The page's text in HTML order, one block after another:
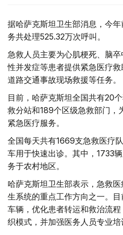
据哈萨克斯坦卫生部消息，今
务共处理525.32万次呼叫。
急救人员主要为心肌梗死、脑
性并发症等患者提供紧急医疗
道路交通事故现场救援等任务。
目前，哈萨克斯坦全国共有20
救分站和189个区级急救部门，
紧急医疗服务。
全国每天共有1669支急救医疗
车用于快速出诊。其中，1733
务于农村地区。
哈萨克斯坦卫生部表示，急救
生系统的重点工作方向之一。
车辆，优化患者转运和救治流
织模式，并加强医务人员专业培